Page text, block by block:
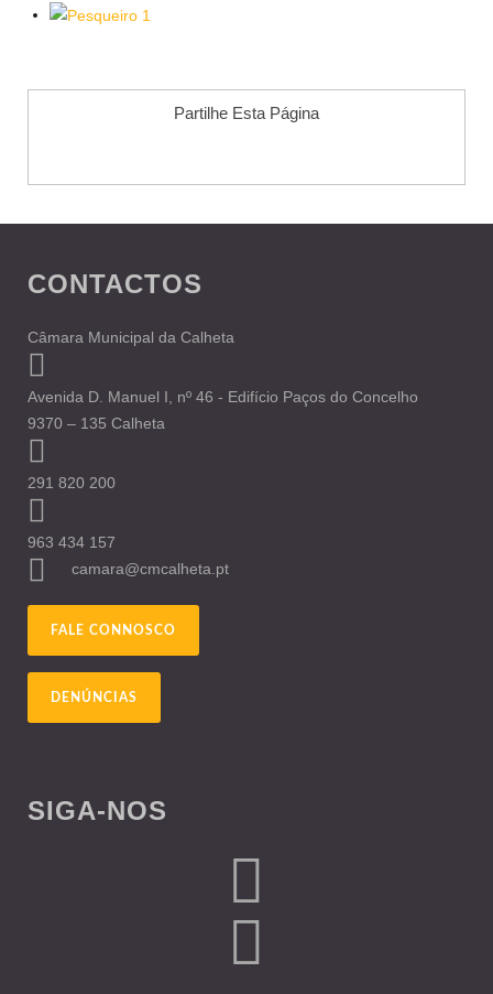
Partilhe Esta Página
CONTACTOS
Câmara Municipal da Calheta
Avenida D. Manuel I, nº 46 - Edifício Paços do Concelho
9370 – 135 Calheta
291 820 200
963 434 157
camara@cmcalheta.pt
FALE CONNOSCO
DENÚNCIAS
SIGA-NOS